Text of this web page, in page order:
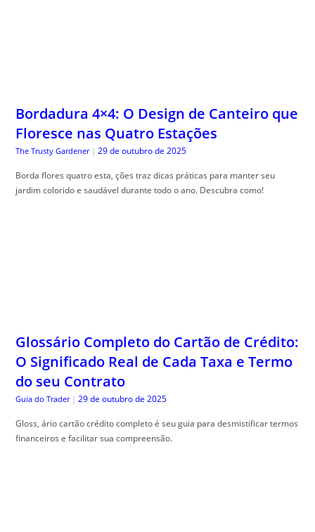
Bordadura 4×4: O Design de Canteiro que
Floresce nas Quatro Estações
The Trusty Gardener | 29 de outubro de 2025
Borda flores quatro esta, ções traz dicas práticas para manter seu
jardim colorido e saudável durante todo o ano. Descubra como!
Glossário Completo do Cartão de Crédito:
O Significado Real de Cada Taxa e Termo
do seu Contrato
Guia do Trader | 29 de outubro de 2025
Gloss, ário cartão crédito completo é seu guia para desmistificar termos
financeiros e facilitar sua compreensão.